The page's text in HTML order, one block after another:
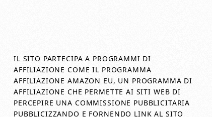
IL SITO PARTECIPA A PROGRAMMI DI
AFFILIAZIONE COME IL PROGRAMMA
AFFILIAZIONE AMAZON EU, UN PROGRAMMA DI
AFFILIAZIONE CHE PERMETTE AI SITI WEB DI
PERCEPIRE UNA COMMISSIONE PUBBLICITARIA
PUBBLICIZZANDO E FORNENDO LINK AL SITO